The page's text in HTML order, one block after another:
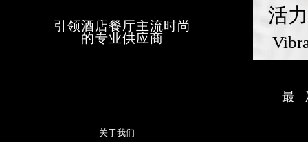
活
引领酒店餐厅主流时尚
的专业供应商
最
关于我们